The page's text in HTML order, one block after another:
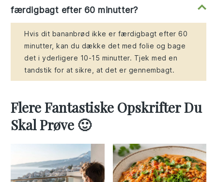
færdigbagt efter 60 minutter?
Hvis dit bananbrød ikke er færdigbagt efter 60
minutter, kan du dække det med folie og bage
det i yderligere 10-15 minutter. Tjek med en
tandstik for at sikre, at det er gennembagt.
Flere Fantastiske Opskrifter Du
Skal Prøve 🙂